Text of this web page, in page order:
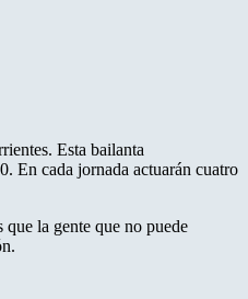
Esta bailanta
En cada jornada actuarán cuatro
la gente que no puede